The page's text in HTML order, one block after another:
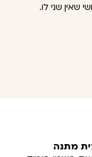
שאין שני לו.
מתנה